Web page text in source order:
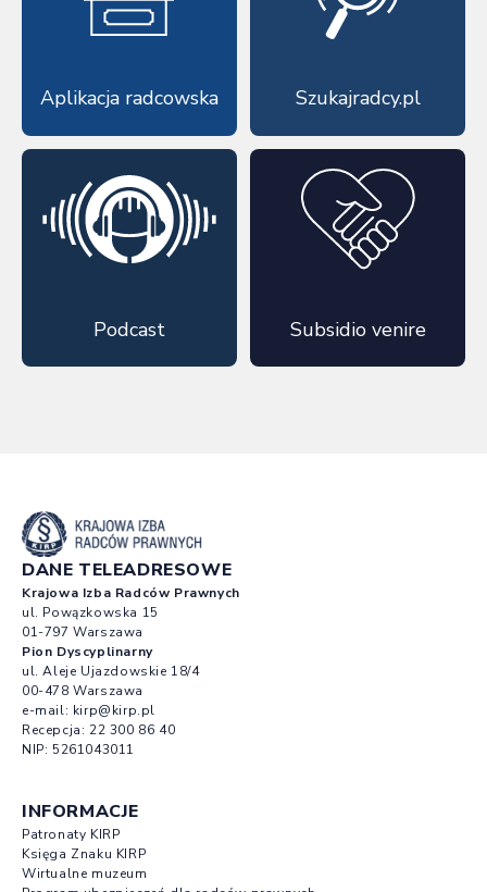
Aplikacja radcowska Szukajradcy.pl
Podcast Subsidio venire
DANE TELEADRESOWE
Krajowa Izba Radców Prawnych
ul. Powązkowska 15
01-797 Warszawa
Pion Dyscyplinarny
ul. Aleje Ujazdowskie 18/4
00-478 Warszawa
e-mail: kirp@kirp.pl
Recepcja: 22 300 86 40
NIP: 5261043011
INFORMACJE
Patronaty KIRP
Księga Znaku KIRP
Wirtualne muzeum